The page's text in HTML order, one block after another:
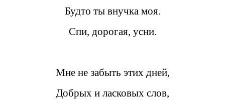
Будто ты внучка моя.
Спи, дорогая, усни.
Мне не забыть этих дней,
Добрых и ласковых слов,